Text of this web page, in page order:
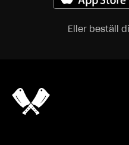
Eller beställ